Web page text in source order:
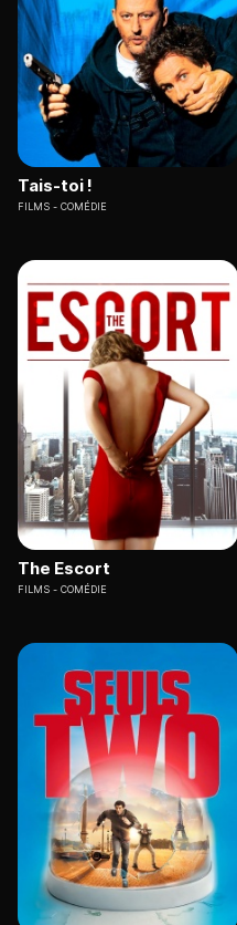
Tais-toi !
FILMS COMÉDIE
The Escort
FILMS COMÉDIE